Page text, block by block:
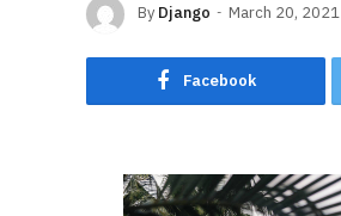
By Django March 20, 2021
Facebook